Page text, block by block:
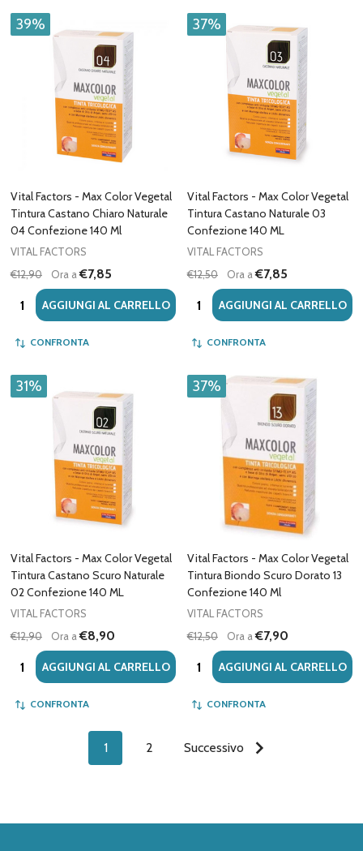
39%
Vital Factors - Max Color Vegetal
Tintura Castano Chiaro Naturale
04 Confezione 140 Ml
VITAL FACTORS
€12,90
Ora a€7,85
Quantità:AGGIUNGI AL CARRELLO
CONFRONTA
37%
Vital Factors - Max Color Vegetal
Tintura Castano Naturale 03
Confezione 140 ML
VITAL FACTORS
€12,50
Ora a€7,85
Quantità:AGGIUNGI AL CARRELLO
CONFRONTA
31%
Vital Factors - Max Color Vegetal
Tintura Castano Scuro Naturale
02 Confezione 140 ML
VITAL FACTORS
€12,90
Ora a€8,90
Quantità:AGGIUNGI AL CARRELLO
CONFRONTA
37%
Vital Factors - Max Color Vegetal
Tintura Biondo Scuro Dorato 13
Confezione 140 Ml
VITAL FACTORS
€12,50
Ora a€7,90
Quantità:AGGIUNGI AL CARRELLO
CONFRONTA
1 2 Successivo